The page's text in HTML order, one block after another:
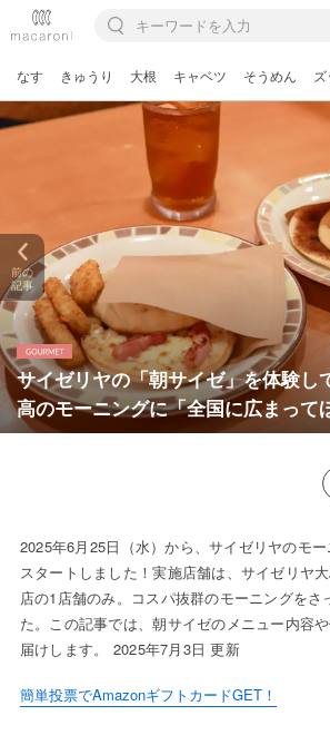
なす きゅうり 大根 キャベツ そうめん
サイゼリヤの「朝サイゼ」を体験し
高のモーニングに「全国に広まって
前の
記事
2025年6月25日（水）から、サイゼリヤのモ
スタートしました！実施店舗は、サイゼリヤ
店の1店舗のみ。コスパ抜群のモーニングをさ
た。この記事では、朝サイゼのメニュー内容
届けします。 2025年7月3日 更新
簡単投票でAmazonギフトカードGET！